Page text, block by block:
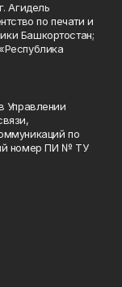
Агидель
по печати и
Башкортостан;
Управлении
по
номер ПИ № ТУ